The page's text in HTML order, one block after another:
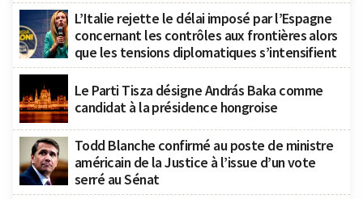
L’Italie rejette le délai imposé par l’Espagne
concernant les contrôles aux frontières alors
que les tensions diplomatiques s’intensifient
Le Parti Tisza désigne András Baka comme
candidat à la présidence hongroise
Todd Blanche confirmé au poste de ministre
américain de la Justice à l’issue d’un vote
serré au Sénat